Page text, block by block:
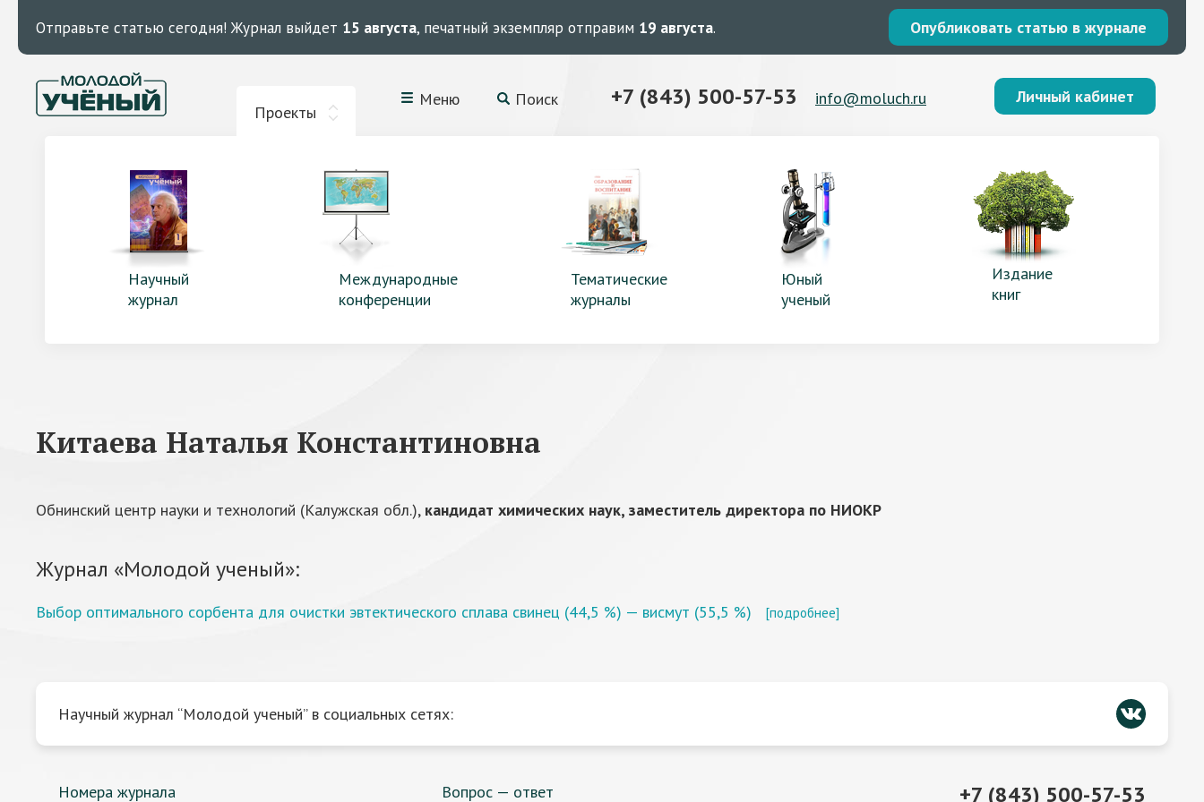
Отправьте статью сегодня! Журнал выйдет 15 августа, печатный экземпляр отправим 19 августа. Опубликовать статью в журнале
Проекты
Меню Поиск +7 (843) 500-57-53 info@moluch.ru Личный кабинет
Научный
журнал
Международные
конференции
Тематические
журналы
Юный
ученый
Издание
книг
Китаева Наталья Константиновна
Обнинский центр науки и технологий (Калужская обл.), кандидат химических наук, заместитель директора по НИОКР
Журнал «Молодой ученый»:
Выбор оптимального сорбента для очистки эвтектического сплава свинец (44,5 %) — висмут (55,5 %) [подробнее]
Научный журнал “Молодой ученый” в социальных сетях:
Номера журнала Вопрос — ответ +7 (843) 500-57-53